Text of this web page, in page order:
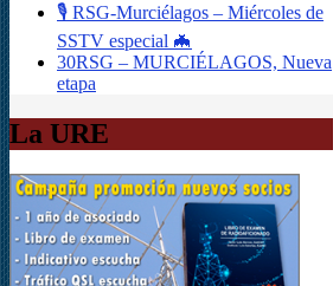
🎙️ RSG-Murciélagos – Miércoles de
SSTV especial 🦇
30RSG – MURCIÉLAGOS, Nueva
etapa
La URE